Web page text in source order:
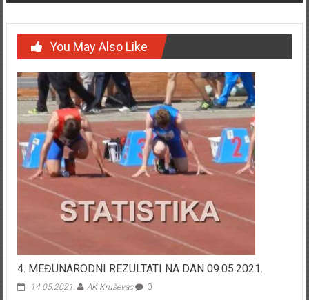
You May Also Like
4. MEĐUNARODNI REZULTATI NA DAN 09.05.2021.
14.05.2021. AK Kruševac 0